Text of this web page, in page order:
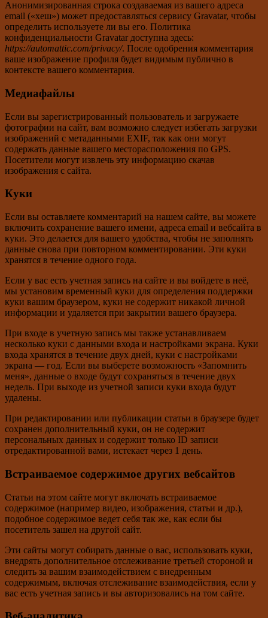
Анонимизированная строка создаваемая из вашего адреса
email («хеш») может предоставляться сервису Gravatar, чтобы
определить используете ли вы его. Политика
конфиденциальности Gravatar доступна здесь:
https://automattic.com/privacy/. После одобрения комментария
ваше изображение профиля будет видимым публично в
контексте вашего комментария.
Медиафайлы
Если вы зарегистрированный пользователь и загружаете
фотографии на сайт, вам возможно следует избегать загрузки
изображений с метаданными EXIF, так как они могут
содержать данные вашего месторасположения по GPS.
Посетители могут извлечь эту информацию скачав
изображения с сайта.
Куки
Если вы оставляете комментарий на нашем сайте, вы можете
включить сохранение вашего имени, адреса email и вебсайта в
куки. Это делается для вашего удобства, чтобы не заполнять
данные снова при повторном комментировании. Эти куки
хранятся в течение одного года.
Если у вас есть учетная запись на сайте и вы войдете в неё,
мы установим временный куки для определения поддержки
куки вашим браузером, куки не содержит никакой личной
информации и удаляется при закрытии вашего браузера.
При входе в учетную запись мы также устанавливаем
несколько куки с данными входа и настройками экрана. Куки
входа хранятся в течение двух дней, куки с настройками
экрана — год. Если вы выберете возможность «Запомнить
меня», данные о входе будут сохраняться в течение двух
недель. При выходе из учетной записи куки входа будут
удалены.
При редактировании или публикации статьи в браузере будет
сохранен дополнительный куки, он не содержит
персональных данных и содержит только ID записи
отредактированной вами, истекает через 1 день.
Встраиваемое содержимое других вебсайтов
Статьи на этом сайте могут включать встраиваемое
содержимое (например видео, изображения, статьи и др.),
подобное содержимое ведет себя так же, как если бы
посетитель зашел на другой сайт.
Эти сайты могут собирать данные о вас, использовать куки,
внедрять дополнительное отслеживание третьей стороной и
следить за вашим взаимодействием с внедренным
содержимым, включая отслеживание взаимодействия, если у
вас есть учетная запись и вы авторизовались на том сайте.